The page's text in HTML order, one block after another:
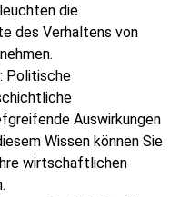
die
des Verhaltens von
: Politische
Auswirkungen
Wissen können Sie
wirtschaftlichen